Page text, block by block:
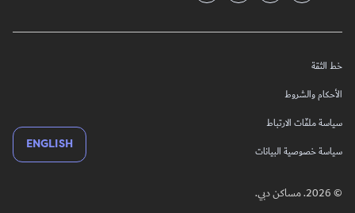
© 2026. مساكن دبي.
خط الثقة
الأحكام والشروط
سياسة ملفّات الارتباط
سياسة خصوصية البيانات
ENGLISH